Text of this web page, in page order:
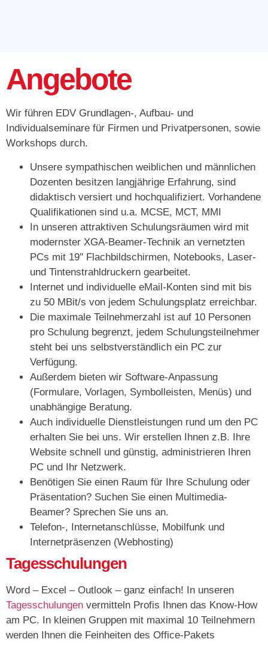
Angebote
Wir führen EDV Grundlagen-, Aufbau- und
Individualseminare für Firmen und Privatpersonen, sowie
Workshops durch.
Unsere sympathischen weiblichen und männlichen
Dozenten besitzen langjährige Erfahrung, sind
didaktisch versiert und hochqualifiziert. Vorhandene
Qualifikationen sind u.a. MCSE, MCT, MMI
In unseren attraktiven Schulungsräumen wird mit
modernster XGA-Beamer-Technik an vernetzten
PCs mit 19″ Flachbildschirmen, Notebooks, Laser-
und Tintenstrahldruckern gearbeitet.
Internet und individuelle eMail-Konten sind mit bis
zu 50 MBit/s von jedem Schulungsplatz erreichbar.
Die maximale Teilnehmerzahl ist auf 10 Personen
pro Schulung begrenzt, jedem Schulungsteilnehmer
steht bei uns selbstverständlich ein PC zur
Verfügung.
Außerdem bieten wir Software-Anpassung
(Formulare, Vorlagen, Symbolleisten, Menüs) und
unabhängige Beratung.
Auch individuelle Dienstleistungen rund um den PC
erhalten Sie bei uns. Wir erstellen Ihnen z.B. Ihre
Website schnell und günstig, administrieren Ihren
PC und Ihr Netzwerk.
Benötigen Sie einen Raum für Ihre Schulung oder
Präsentation? Suchen Sie einen Multimedia-
Beamer? Sprechen Sie uns an.
Telefon-, Internetanschlüsse, Mobilfunk und
Internetpräsenzen (Webhosting)
Tagesschulungen
Word – Excel – Outlook – ganz einfach! In unseren
Tagesschulungen vermitteln Profis Ihnen das Know-How
am PC. In kleinen Gruppen mit maximal 10 Teilnehmern
werden Ihnen die Feinheiten des Office-Pakets